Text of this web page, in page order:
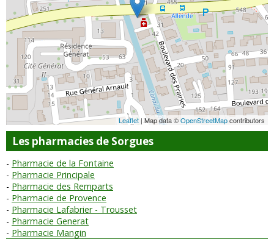
Leaflet | Map data ©OpenStreetMapcontributors
Les pharmacies de Sorgues
Pharmacie de la Fontaine
Pharmacie Principale
Pharmacie des Remparts
Pharmacie de Provence
Pharmacie Lafabrier - Trousset
Pharmacie Generat
Pharmacie Mangin